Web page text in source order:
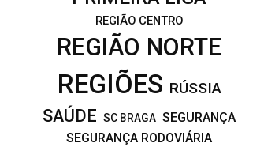
REGIÃO CENTRO
REGIÃO NORTE
REGIÕES RÚSSIA
SAÚDE SC BRAGA SEGURANÇA
SEGURANÇA RODOVIÁRIA